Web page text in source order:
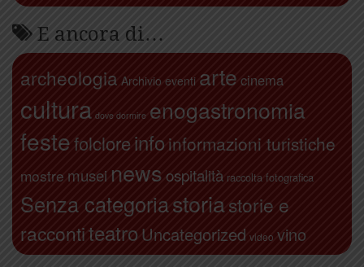
E ancora di…
archeologia Archivio eventi arte cinema
cultura dove dormire enogastronomia
festefolcloreinfo informazioni turistiche
mostre musei news ospitalità raccolta fotografica
Senza categoriastoriastorie e
raccontiteatro Uncategorized video vino